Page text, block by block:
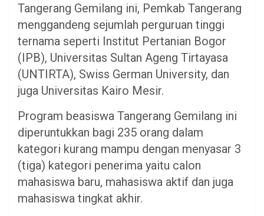
Tangerang Gemilang ini, Pemkab Tangerang
menggandeng sejumlah perguruan tinggi
ternama seperti Institut Pertanian Bogor
(IPB), Universitas Sultan Ageng Tirtayasa
(UNTIRTA), Swiss German University, dan
juga Universitas Kairo Mesir.
Program beasiswa Tangerang Gemilang ini
diperuntukkan bagi 235 orang dalam
kategori kurang mampu dengan menyasar 3
(tiga) kategori penerima yaitu calon
mahasiswa baru, mahasiswa aktif dan juga
mahasiswa tingkat akhir.